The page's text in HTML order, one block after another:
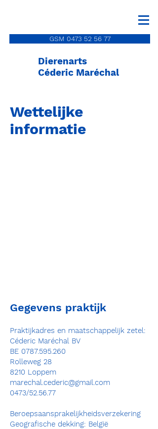
GSM 0473 52 56 77
Dierenarts
Céderic Maréchal
Wettelijke
informatie
Gegevens praktijk
Praktijkadres en maatschappelijk zetel:
Céderic Maréchal BV
BE 0787.595.260
Rolleweg 28
8210 Loppem
marechal.cederic@gmail.com
0473/52.56.77
Beroepsaansprakelijkheidsverzekering
Geografische dekking: België